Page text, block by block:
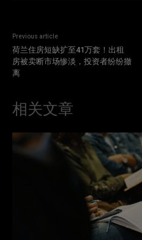
Previous article
荷兰住房短缺扩至41万套！出租
房被卖断市场惨淡，投资者纷纷撤
离
相关文章